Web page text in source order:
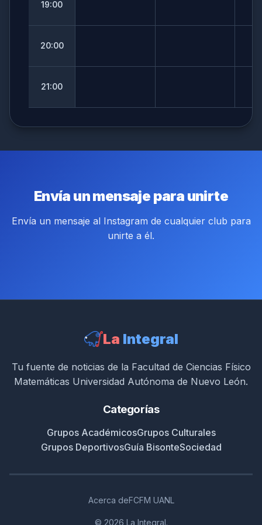
Club de Manga
Espacio creativo orientado a fortalecer técnicas de
Seguir en Instagram
Ensamble Musical
Grupo de estudiantes que interpretan covers de
diversos géneros (pop y rock) en inglés y español.
Taller de Origami
Taller para aprender el arte de doblar papel, creando
Seguir en Instagram
19:00
20:00
21:00
Envía un mensaje para unirte
Envía un mensaje al Instagram de cualquier club para
unirte a él.
La Integral
Tu fuente de noticias de la Facultad de Ciencias Físico
Matemáticas Universidad Autónoma de Nuevo León.
Categorías
Grupos AcadémicosGrupos Culturales
Grupos DeportivosGuía BisonteSociedad
Acerca deFCFM UANL
© 2026 La Integral.